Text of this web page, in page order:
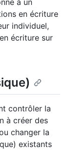
à un
en écriture
individuel,
écriture sur
contrôler la
à créer des
changer la
existants